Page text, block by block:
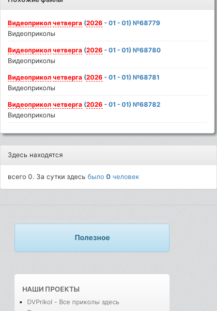
Видеоприкол четверга (2026 - 01 - 01) №68779
Видеоприколы
Видеоприкол четверга (2026 - 01 - 01) №68780
Видеоприколы
Видеоприкол четверга (2026 - 01 - 01) №68781
Видеоприколы
Видеоприкол четверга (2026 - 01 - 01) №68782
Видеоприколы
Здесь находятся
всего 0. За сутки здесьбыло0 человек
Полезное
НАШИ ПРОЕКТЫ
DVPrikol - Все приколы здесь